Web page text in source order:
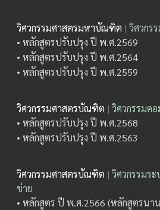
วิศวกรรมศาสตรมหาบัณฑิต | วิศวกร
• หลักสูตรปรับปรุง ปี พ.ศ.2569
• หลักสูตรปรับปรุง ปี พ.ศ.2564
• หลักสูตรปรับปรุง ปี พ.ศ.2559
วิศวกรรมศาสตรบัณฑิต | วิศวกรรมค
• หลักสูตรปรับปรุง ปี พ.ศ.2568
• หลักสูตรปรับปรุง ปี พ.ศ.2563
วิศวกรรมศาสตรบัณฑิต | วิศวกรรมร
ข่าย
• หลักสูตร ปี พ.ศ.2566 (หลักสูตรนา